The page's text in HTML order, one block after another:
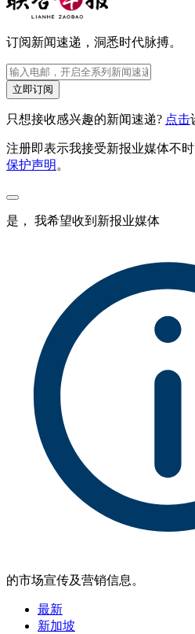
订阅新闻速递，洞悉时代脉搏。
立即订阅
只想接收感兴趣的新闻速递? 点击
注册即表示我接受新报业媒体不
保护声明 。
是， 我希望收到新报业媒体
的市场宣传及营销信息。
最新
新加坡